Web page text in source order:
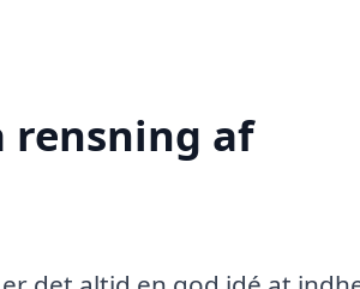
af